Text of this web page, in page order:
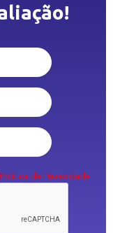
Política de Privacidade.